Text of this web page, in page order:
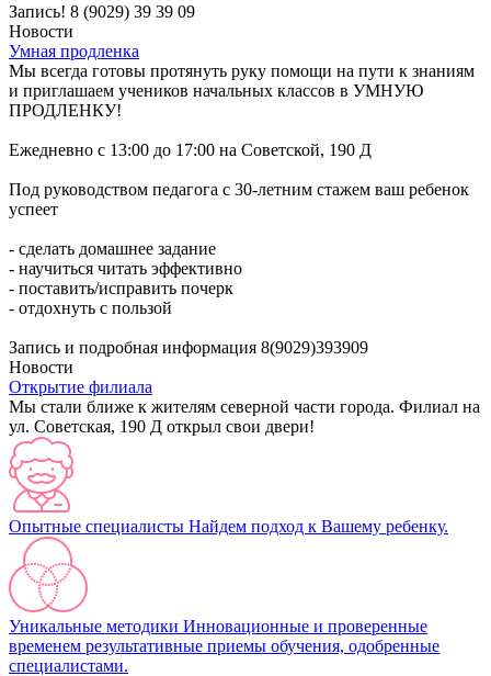
Запись! 8 (9029) 39 39 09
Новости
Умная продленка
Мы всегда готовы протянуть руку помощи на пути к знаниям
и приглашаем учеников начальных классов в УМНУЮ
ПРОДЛЕНКУ!
Ежедневно с 13:00 до 17:00 на Советской, 190 Д
Под руководством педагога с 30-летним стажем ваш ребенок
успеет
- сделать домашнее задание
- научиться читать эффективно
- поставить/исправить почерк
- отдохнуть с пользой
Запись и подробная информация 8(9029)393909
Новости
Открытие филиала
Мы стали ближе к жителям северной части города. Филиал на
ул. Советская, 190 Д открыл свои двери!
Опытные специалисты Найдем подход к Вашему ребенку.
Уникальные методики Инновационные и проверенные
временем результативные приемы обучения, одобренные
специалистами.